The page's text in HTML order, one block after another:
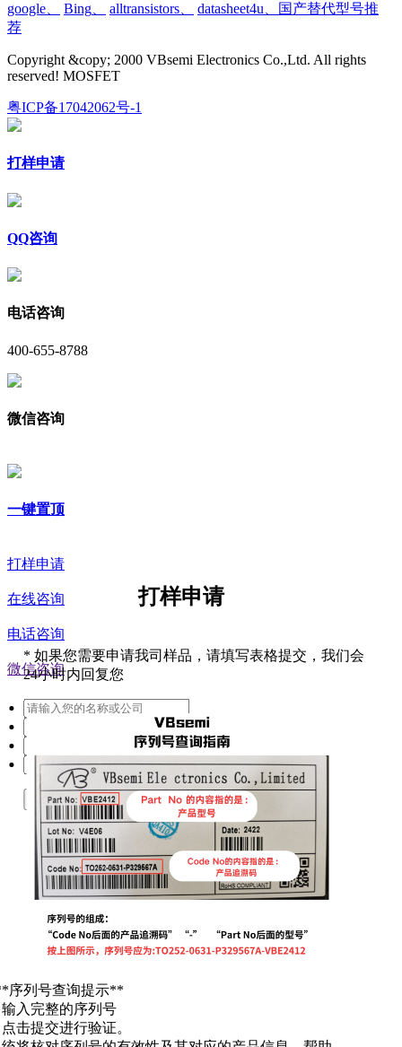
google
Bing alltransistors
datasheet4u、国产替代型号推
荐
Copyright &copy; 2000 VBsemi Electronics Co.,Ltd. All rights
reserved! MOSFET
粤ICP备17042062号-1
打样申请
QQ咨询
电话咨询
400-655-8788
微信咨询
一键置顶
打样申请
在线咨询
电话咨询
微信咨询
打样申请
* 如果您需要申请我司样品，请填写表格提交，我们会
24小时内回复您
提交
序列号查询提示**
输入完整的序列号
点击提交进行验证。